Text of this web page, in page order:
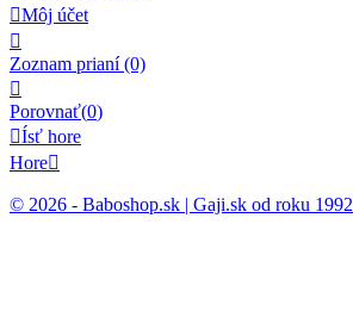
Môj účet

Zoznam prianí (0)

Porovnať(0)
Ísť hore
Hore
© 2026 - Baboshop.sk | Gaji.sk od roku 1992